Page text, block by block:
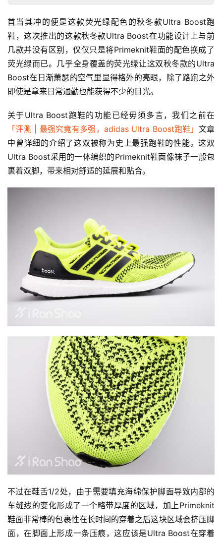
首当其冲的便是这款荧光绿配色的秋冬款Ultra Boost跑
鞋，这次推出的这款秋冬款Ultra Boost在功能设计上与前
几款并没有区别，仅仅只是将Primeknit鞋面的配色换成了
荧光绿而已。几乎全身覆盖的荧光绿让这双秋冬款的Ultra
Boost在日渐萧瑟的空气里显得格外的亮眼，除了路跑之外
即使是拿来日常通勤也能获得不少的目光。
关于Ultra Boost跑鞋的功能已经毋须多言，我们之前在
「评测 | 最强究竟有多强，adidas Ultra Boost跑鞋」 文章
中曾详细的介绍了这双被称为史上最强跑鞋的性能。这双
Ultra Boost采用的一体编织的Primeknit鞋面像袜子一般包
裹着双脚，带来相对舒适的延展和贴合。
不过在鞋舌1/2处，由于需要填充海绵保护脚面导致内部的
车缝线的变化形成了一个略带厚度的区域，加上Primeknit
鞋面非常棒的包裹性在长时间的穿着之后这块区域会挤压脚
面，在脚面上形成一条压痕，这应该是Ultra Boost在穿着